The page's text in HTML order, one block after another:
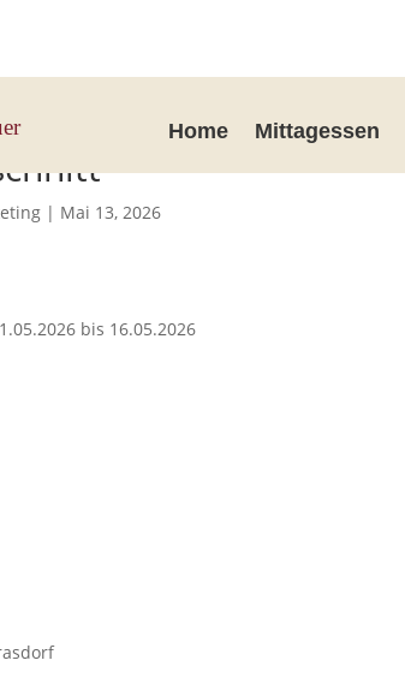
Home Mittagessen
| Mai 13, 2026
bis 16.05.2026